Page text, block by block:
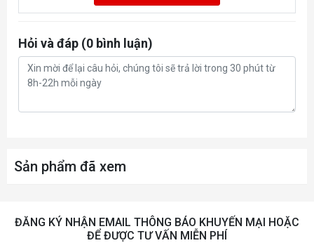
Hỏi và đáp (0 bình luận)
Sản phẩm đã xem
ĐĂNG KÝ NHẬN EMAIL THÔNG BÁO KHUYẾN MẠI HOẶC
ĐỂ ĐƯỢC TƯ VẤN MIỄN PHÍ